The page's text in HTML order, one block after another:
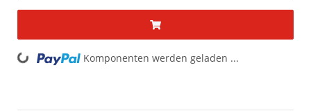
Komponenten werden geladen ...